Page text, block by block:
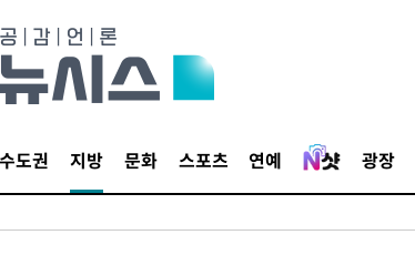
수도권 지방 문화 스포츠 연예 광장